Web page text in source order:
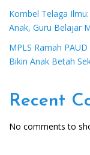
Kombel Telaga
Anak, Guru Belajar
MPLS Ramah
Bikin Anak Betah
Recent
No comments to